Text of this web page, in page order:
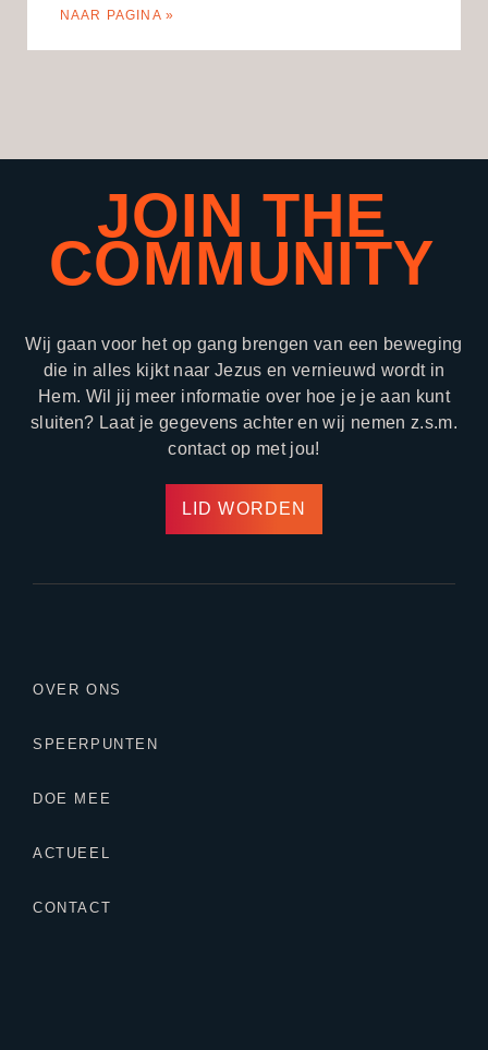
NAAR PAGINA »
JOIN THE
COMMUNITY
Wij gaan voor het op gang brengen van een beweging
die in alles kijkt naar Jezus en vernieuwd wordt in
Hem. Wil jij meer informatie over hoe je je aan kunt
sluiten? Laat je gegevens achter en wij nemen z.s.m.
contact op met jou!
LID WORDEN
OVER ONS
SPEERPUNTEN
DOE MEE
ACTUEEL
CONTACT